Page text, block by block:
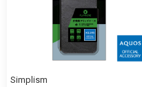
Simplism